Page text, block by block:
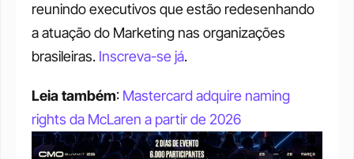
reunindo executivos que estão redesenhando
a atuação do Marketing nas organizações
brasileiras. Inscreva-se já.
Leia também: Mastercard adquire naming
rights da McLaren a partir de 2026